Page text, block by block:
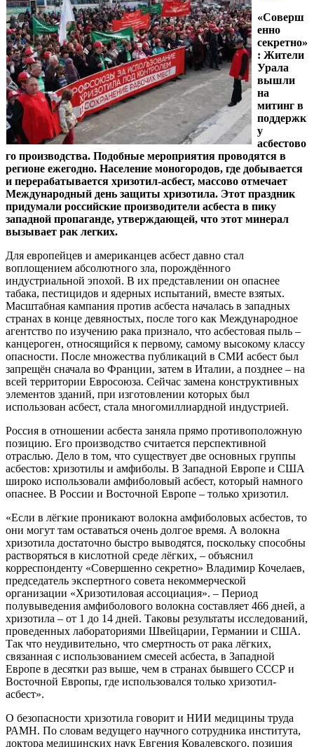
«Соверш
енно
секретно»
: Жители
Урала
вышли
на
митинг в
поддержк
у
асбестово
го производства. Подобные мероприятия проводятся в
регионе ежегодно. Население моногородов, где добывается
и перерабатывается хризотил-асбест, массово отмечает
Международный день защиты хризотила. Этот праздник
придумали российские производители асбеста в пику
западной пропаганде, утверждающей, что этот минерал
вызывает рак легких.
Для европейцев и американцев асбест давно стал
воплощением абсолютного зла, порождённого
индустриальной эпохой. В их представлении он опаснее
табака, пестицидов и ядерных испытаний, вместе взятых.
Масштабная кампания против асбеста началась в западных
странах в конце девяностых, после того как Международное
агентство по изучению рака признало, что асбестовая пыль –
канцероген, относящийся к первому, самому высокому классу
опасности. После множества публикаций в СМИ асбест был
запрещён сначала во Франции, затем в Италии, а позднее – на
всей территории Евросоюза. Сейчас замена конструктивных
элементов зданий, при изготовлении которых был
использован асбест, стала многомиллиардной индустрией.
Россия в отношении асбеста заняла прямо противоположную
позицию. Его производство считается перспективной
отраслью. Дело в том, что существует две основных группы
асбестов: хризотилы и амфиболы. В Западной Европе и США
широко использовали амфиболовый асбест, который намного
опаснее. В России и Восточной Европе – только хризотил.
«Если в лёгкие проникают волокна амфиболовых асбестов, то
они могут там оставаться очень долгое время. А волокна
хризотила достаточно быстро выводятся, поскольку способны
растворяться в кислотной среде лёгких, – объяснил
корреспонденту «Совершенно секретно» Владимир Кочелаев,
председатель экспертного совета некоммерческой
организации «Хризотиловая ассоциация». – Период
полувыведения амфиболового волокна составляет 466 дней, а
хризотила – от 1 до 14 дней. Таковы результаты исследований,
проведенных лабораториями Швейцарии, Германии и США.
Так что неудивительно, что смертность от рака лёгких,
связанная с использованием смесей асбеста, в Западной
Европе в десятки раз выше, чем в странах бывшего СССР и
Восточной Европы, где использовался только хризотил-
асбест».
О безопасности хризотила говорит и НИИ медицины труда
РАМН. По словам ведущего научного сотрудника института,
доктора медицинских наук Евгения Ковалевского, позиция